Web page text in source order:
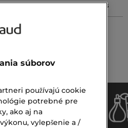
Clarins Extra
Collagen
Vôňa Guess
súborov
používajú cookie
potrebné pre
ako aj na
vylepšenie a /